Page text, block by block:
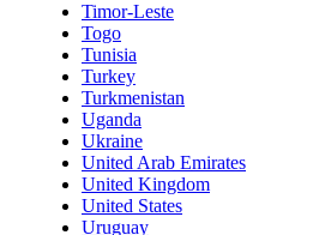
Timor-Leste
Togo
Tunisia
Turkey
Turkmenistan
Uganda
Ukraine
United Arab Emirates
United Kingdom
United States
Uruguay